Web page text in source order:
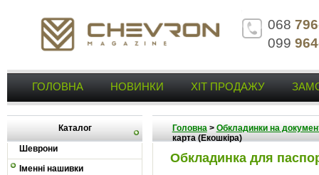
068
099
ГОЛОВНА НОВИНКИ ХІТ ПРОДАЖУ
Каталог
Шеврони
Іменні нашивки
Головна> Обкладинки на
карта (Екошкіра)
Обкладинка для